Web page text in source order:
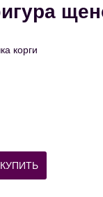
корги
КУПИТЬ